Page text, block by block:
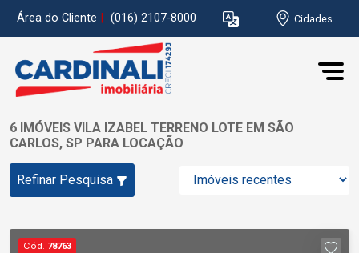
Área do Cliente (016) 2107-8000 Cidades
6 IMÓVEIS VILA IZABEL TERRENO LOTE EM SÃO
CARLOS, SP PARA LOCAÇÃO
Refinar Pesquisa
Cód. 78763